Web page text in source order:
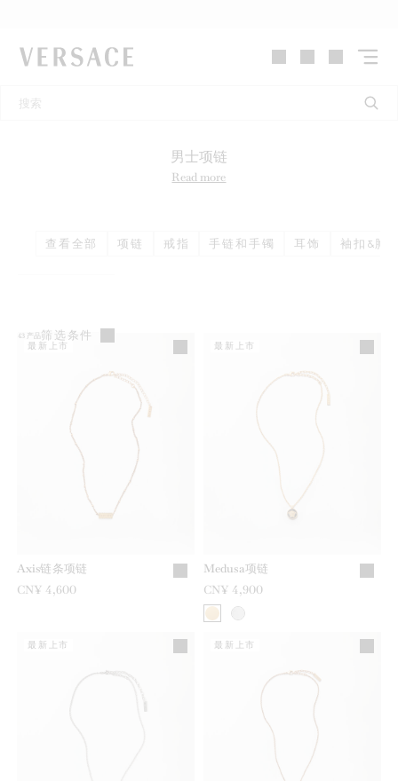
VERSACE | 主页
男士项链
Read more
查看全部 项链 戒指 手链和手镯 耳饰 袖扣&胸
43 产品 筛选条件
Axis链条项链
CN¥ 4,600
最新上市
Medusa项链
CN¥ 4,900
最新上市
最新上市 最新上市